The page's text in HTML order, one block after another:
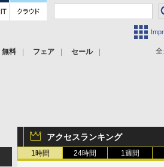
全
無料 フェア セール
アクセスランキング
1時間 24時間 1週間